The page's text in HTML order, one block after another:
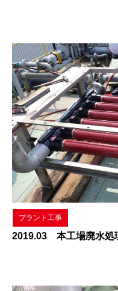
プラント工事
2019.03 本工場廃水処